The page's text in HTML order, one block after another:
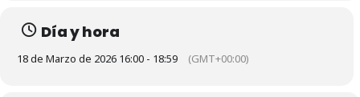
Día y hora
18 de Marzo de 2026 16:00 - 18:59 (GMT+00:00)